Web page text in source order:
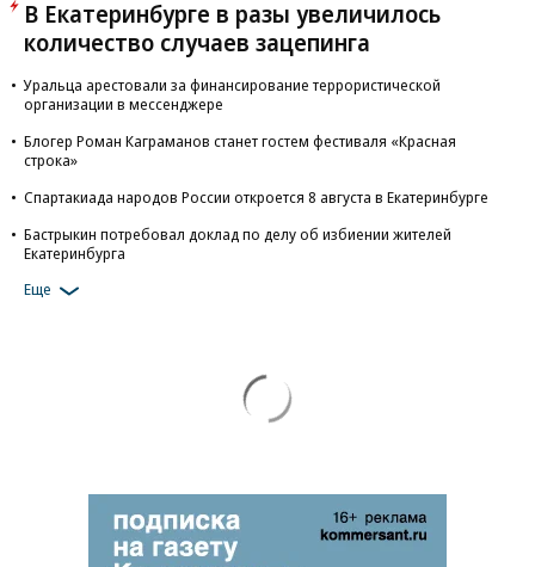
В Екатеринбурге в разы увеличилось
количество случаев зацепинга
Уральца арестовали за финансирование террористической
организации в мессенджере
Блогер Роман Каграманов станет гостем фестиваля «Красная
строка»
Спартакиада народов России откроется 8 августа в Екатеринбурге
Бастрыкин потребовал доклад по делу об избиении жителей
Екатеринбурга
Еще